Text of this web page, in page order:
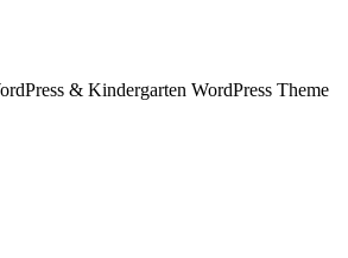
& Kindergarten WordPress Theme